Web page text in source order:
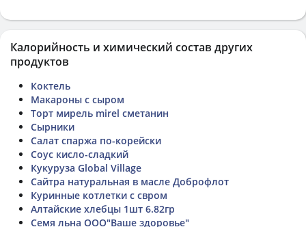
Калорийность и химический состав других
продуктов
Коктель
Макароны с сыром
Торт мирель mirel сметанин
Сырники
Салат спаржа по-корейски
Соус кисло-сладкий
Кукуруза Global Village
Сайтра натуральная в масле Доброфлот
Куринные котлетки с свром
Алтайские хлебцы 1шт 6.82гр
Семя льна ООО"Ваше здоровье"